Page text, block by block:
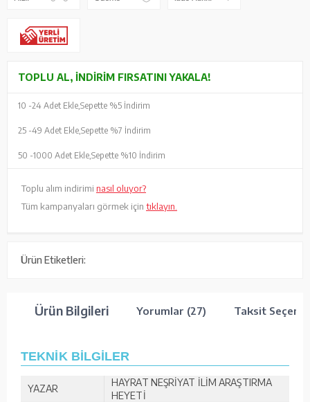
TOPLU AL, İNDIRIM FIRSATINI YAKALA!
10 -24 Adet Ekle, Sepette %5 İndirim
25 -49 Adet Ekle, Sepette %7 İndirim
50 -1000 Adet Ekle, Sepette %10 İndirim
Toplu alım indirimi nasıl oluyor?
Tüm kampanyaları görmek için tıklayın.
Ürün Etiketleri:
Ürün Bilgileri Yorumlar (27) Taksit
TEKNİK BİLGİLER
YAZAR
HAYRAT NEŞRİYAT İLİM ARAŞTIRMA
HEYETİ